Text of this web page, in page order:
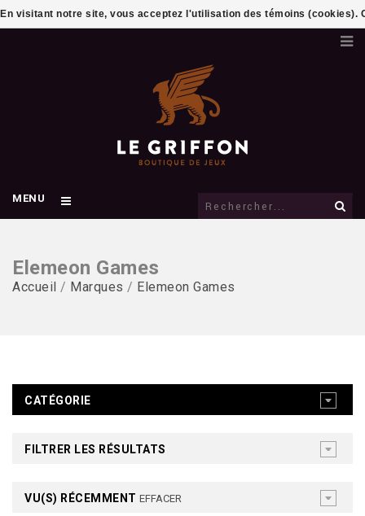
MENU
Elemeon Games
Accueil / Marques / Elemeon Games
CATÉGORIE
FILTRER LES RÉSULTATS
VU(S) RÉCEMMENT EFFACER
En visitant notre site, vous acceptez l'utilisation des témoins